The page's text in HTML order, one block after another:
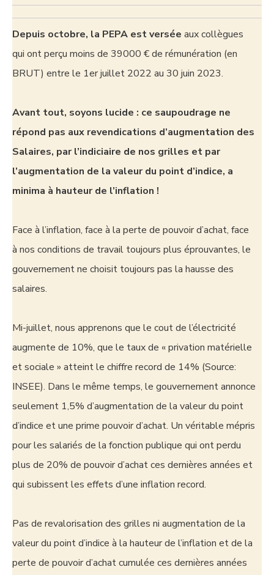
Depuis octobre, la PEPA est versée aux collègues
qui ont perçu moins de 39000 € de rémunération (en
BRUT) entre le 1er juillet 2022 au 30 juin 2023.
Avant tout, soyons lucide : ce saupoudrage ne
répond pas aux revendications d’augmentation des
Salaires, par l’indiciaire de nos grilles et par
l’augmentation de la valeur du point d’indice, a
minima à hauteur de l’inflation !
Face à l’inflation, face à la perte de pouvoir d’achat, face
à nos conditions de travail toujours plus éprouvantes, le
gouvernement ne choisit toujours pas la hausse des
salaires.
Mi-juillet, nous apprenons que le cout de l’électricité
augmente de 10%, que le taux de « privation matérielle
et sociale » atteint le chiffre record de 14% (Source:
INSEE). Dans le même temps, le gouvernement annonce
seulement 1,5% d’augmentation de la valeur du point
d’indice et une prime pouvoir d’achat. Un véritable mépris
pour les salariés de la fonction publique qui ont perdu
plus de 20% de pouvoir d’achat ces dernières années et
qui subissent les effets d’une inflation record.
Pas de revalorisation des grilles ni augmentation de la
valeur du point d’indice à la hauteur de l’inflation et de la
perte de pouvoir d’achat cumulée ces dernières années